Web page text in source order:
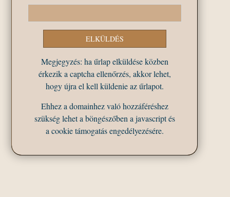
Megjegyzés: ha űrlap elküldése közben
érkezik a captcha ellenőrzés, akkor lehet,
hogy újra el kell küldenie az űrlapot.
Ehhez a domainhez való hozzáféréshez
szükség lehet a böngészőben a javascript és
a cookie támogatás engedélyezésére.